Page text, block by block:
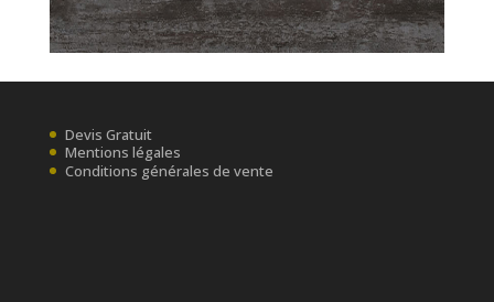
Devis Gratuit
Mentions légales
Conditions générales de vente